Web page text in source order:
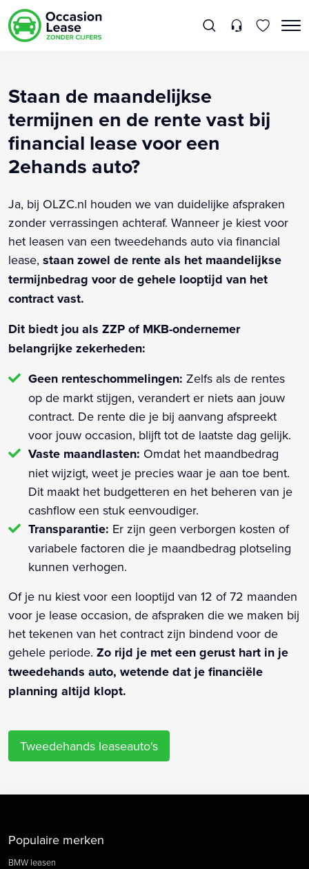
Staan de maandelijkse
termijnen en de rente vast bij
financial lease voor een
2ehands auto?
Ja, bij OLZC.nl houden we van duidelijke afspraken
zonder verrassingen achteraf. Wanneer je kiest voor
het leasen van een tweedehands auto via financial
lease, staan zowel de rente als het maandelijkse
termijnbedrag voor de gehele looptijd van het
contract vast.
Dit biedt jou als ZZP of MKB-ondernemer
belangrijke zekerheden:
Geen renteschommelingen: Zelfs als de rentes
op de markt stijgen, verandert er niets aan jouw
contract. De rente die je bij aanvang afspreekt
voor jouw occasion, blijft tot de laatste dag gelijk.
Vaste maandlasten: Omdat het maandbedrag
niet wijzigt, weet je precies waar je aan toe bent.
Dit maakt het budgetteren en het beheren van je
cashflow een stuk eenvoudiger.
Transparantie: Er zijn geen verborgen kosten of
variabele factoren die je maandbedrag plotseling
kunnen verhogen.
Of je nu kiest voor een looptijd van 12 of 72 maanden
voor je lease occasion, de afspraken die we maken bij
het tekenen van het contract zijn bindend voor de
gehele periode. Zo rijd je met een gerust hart in je
tweedehands auto, wetende dat je financiële
planning altijd klopt.
Tweedehands leaseauto's
Populaire merken
BMW leasen